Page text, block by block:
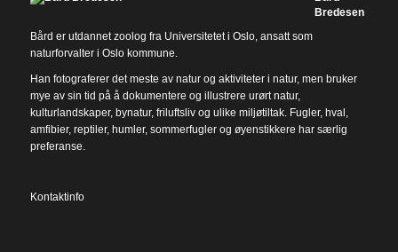
Bredesen
Bård er utdannet zoolog fra Universitetet i Oslo, ansatt som
naturforvalter i Oslo kommune.
Han fotograferer det meste av natur og aktiviteter i natur, men bruker
mye av sin tid på å dokumentere og illustrere urørt natur,
kulturlandskaper, bynatur, friluftsliv og ulike miljøtiltak. Fugler, hval,
amfibier, reptiler, humler, sommerfugler og øyenstikkere har særlig
preferanse.
Kontaktinfo